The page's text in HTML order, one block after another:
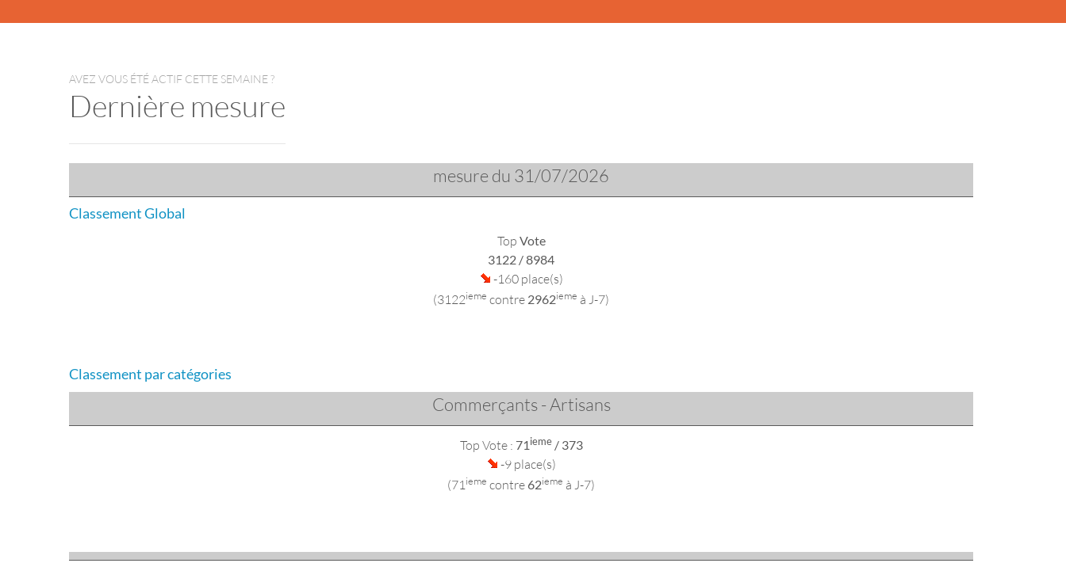
AVEZ VOUS ÉTÉ ACTIF CETTE SEMAINE ?
Dernière mesure
mesure du 31/07/2026
Classement Global
Top Vote
3122 / 8984
-160 place(s)
(3122ieme contre 2962ieme à J-7)
Classement par catégories
Commerçants - Artisans
Top Vote : 71ieme/ 373
-9 place(s)
(71 ieme contre 62ieme à J-7)